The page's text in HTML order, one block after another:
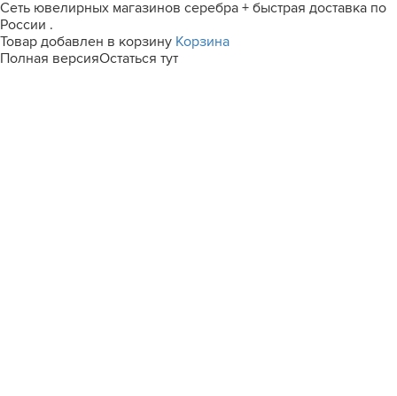
Сеть ювелирных магазинов серебра + быстрая доставка по
России .
Товар добавлен в корзину Корзина
Полная версияОстаться тут